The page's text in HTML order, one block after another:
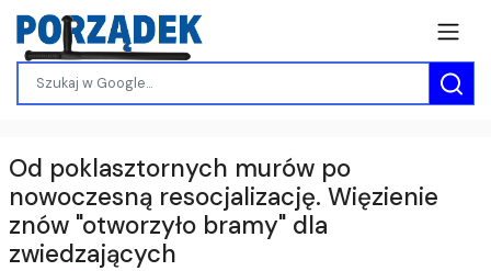
Od poklasztornych murów po
nowoczesną resocjalizację. Więzienie
znów "otworzyło bramy" dla
zwiedzających